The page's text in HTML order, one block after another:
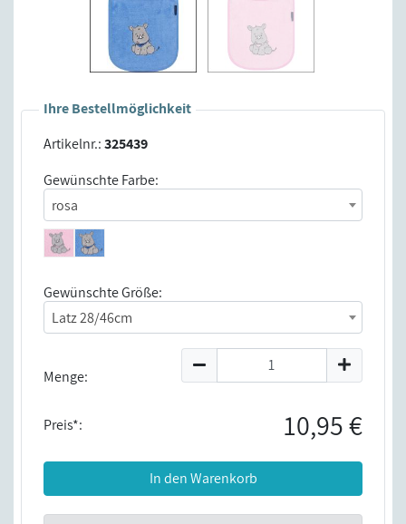
Ihre Bestellmöglichkeit
Artikelnr.:325439
Gewünschte Farbe:
rosa
Gewünschte Größe:
Latz 28/46cm
Menge:
Preis*: 10,95 €
In den Warenkorb